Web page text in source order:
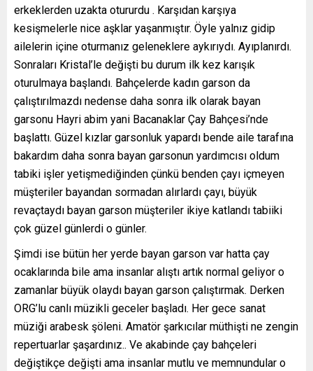
erkeklerden uzakta otururdu . Karşıdan karşıya
kesişmelerle nice aşklar yaşanmıştır. Öyle yalnız gidip
ailelerin içine oturmanız geleneklere aykırıydı. Ayıplanırdı.
Sonraları Kristal’le değişti bu durum ilk kez karışık
oturulmaya başlandı. Bahçelerde kadın garson da
çalıştırılmazdı nedense daha sonra ilk olarak bayan
garsonu Hayri abim yani Bacanaklar Çay Bahçesi’nde
başlattı. Güzel kızlar garsonluk yapardı bende aile tarafına
bakardım daha sonra bayan garsonun yardımcısı oldum
tabiki işler yetişmediğinden çünkü benden çayı içmeyen
müşteriler bayandan sormadan alırlardı çayı, büyük
revaçtaydı bayan garson müşteriler ikiye katlandı tabiiki
çok güzel günlerdi o günler.
Şimdi ise bütün her yerde bayan garson var hatta çay
ocaklarında bile ama insanlar alıştı artık normal geliyor o
zamanlar büyük olaydı bayan garson çalıştırmak. Derken
ORG’lu canlı müzikli geceler başladı. Her gece sanat
müziği arabesk şöleni. Amatör şarkıcılar müthişti ne zengin
repertuarlar şaşardınız.. Ve akabinde çay bahçeleri
değiştikçe değişti ama insanlar mutlu ve memnundular o